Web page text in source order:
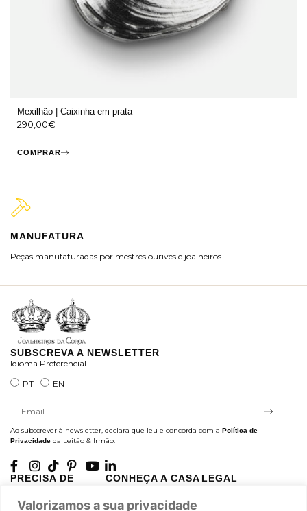
Valorizamos a sua privacidade
Mexilhão | Caixinha em prata
290,00€
COMPRAR
MANUFATURA
Peças manufaturadas por mestres ourives e joalheiros.
SUBSCREVA A NEWSLETTER
Idioma Preferencial
PT
EN
Ao subscrever à newsletter, declara que leu e concorda com a Política de
Privacidade da Leitão & Irmão.
PRECISA DE
A minha conta
CONHEÇA A CASA
História
LEGAL